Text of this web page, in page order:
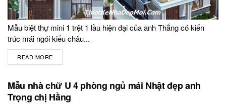
Mẫu biệt thự mini 1 trệt 1 lầu hiện đại của anh Thắng có kiến
trúc mái ngói kiểu châu...
READ MORE
Mẫu nhà chữ U 4 phòng ngủ mái Nhật đẹp anh
Trọng chị Hằng